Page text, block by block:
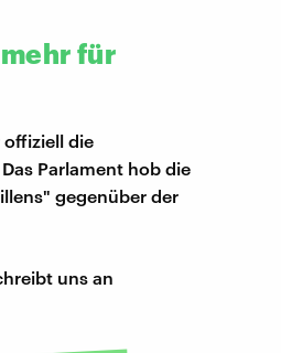
für
offiziell die
Parlament hob die
gegenüber der
uns an